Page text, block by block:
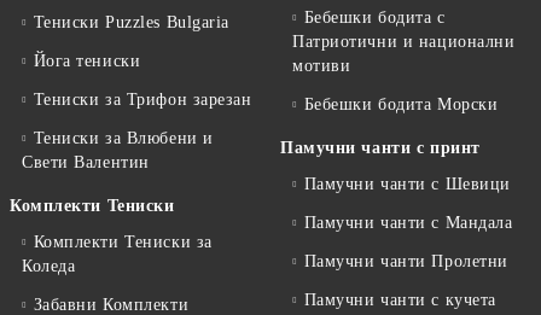
Тениски Puzzles Bulgaria
Йога тениски
Тениски за Трифон зарезан
Тениски за Влюбени и
Свети Валентин
Комплекти Тениски
Комплекти Тениски за
Коледа
Забавни Комплекти
Бебешки бодита с
Патриотични и национални
мотиви
Бебешки бодита Морски
Памучни чанти с принт
Памучни чанти с Шевици
Памучни чанти с Мандала
Памучни чанти Пролетни
Памучни чанти с кучета